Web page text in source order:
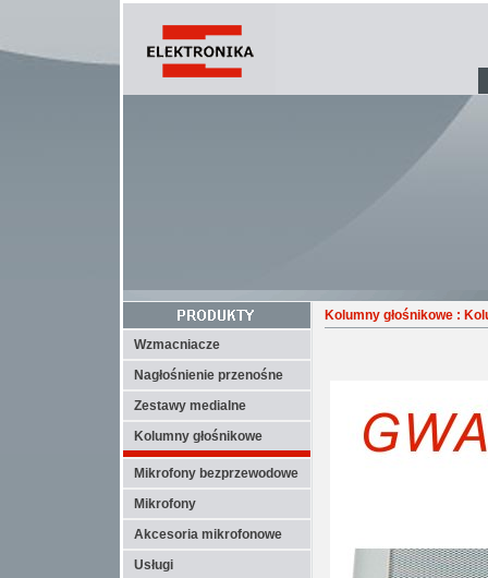
Kolumny głośnikowe :
Wzmacniacze
Nagłośnienie przenośne
Zestawy medialne
Kolumny głośnikowe
Mikrofony bezprzewodowe
Mikrofony
Akcesoria mikrofonowe
Usługi